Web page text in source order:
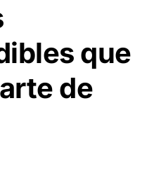
que
de